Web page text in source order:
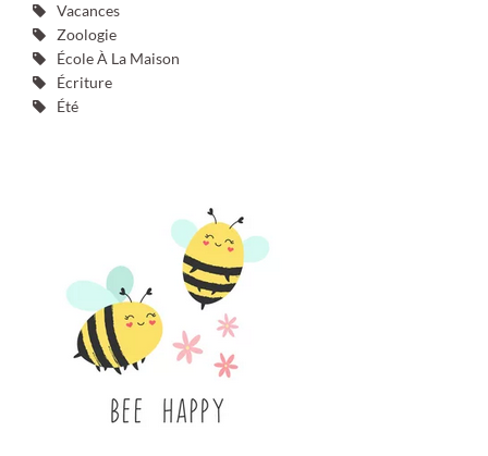
Vacances
Zoologie
École À La Maison
Écriture
Été